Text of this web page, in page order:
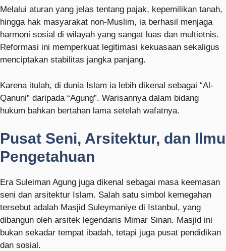
Melalui aturan yang jelas tentang pajak, kepemilikan tanah,
hingga hak masyarakat non-Muslim, ia berhasil menjaga
harmoni sosial di wilayah yang sangat luas dan multietnis.
Reformasi ini memperkuat legitimasi kekuasaan sekaligus
menciptakan stabilitas jangka panjang.
Karena itulah, di dunia Islam ia lebih dikenal sebagai “Al-
Qanuni” daripada “Agung”. Warisannya dalam bidang
hukum bahkan bertahan lama setelah wafatnya.
Pusat Seni, Arsitektur, dan Ilmu
Pengetahuan
Era Suleiman Agung juga dikenal sebagai masa keemasan
seni dan arsitektur Islam. Salah satu simbol kemegahan
tersebut adalah Masjid Suleymaniye di Istanbul, yang
dibangun oleh arsitek legendaris Mimar Sinan. Masjid ini
bukan sekadar tempat ibadah, tetapi juga pusat pendidikan
dan sosial.